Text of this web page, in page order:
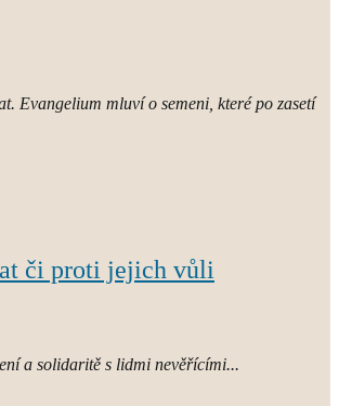
Evangelium mluví o semeni, které po zasetí
či proti jejich vůli
a solidaritě s lidmi nevěřícími...